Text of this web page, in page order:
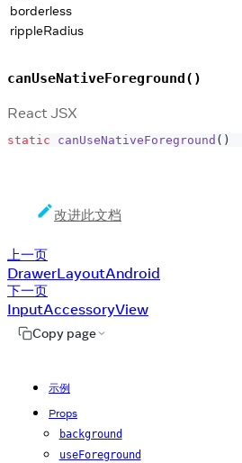
borderless
rippleRadius
canUseNativeForeground()
React JSX
static canUseNativeForeground ( )
改进此文档
上一页
DrawerLayoutAndroid
下一页
InputAccessoryView
Copy page
示例
Props
background
useForeground